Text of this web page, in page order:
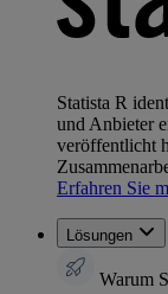
Statista R
und Anbieter
veröffentlicht
Erfahren Sie
Lösungen
Warum